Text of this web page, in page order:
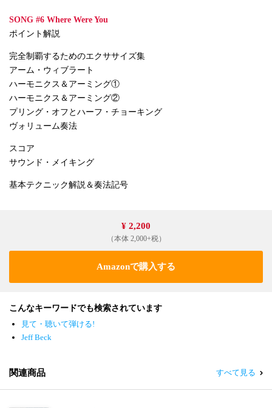
SONG #6 Where Were You
ポイント解説
完全制覇するためのエクササイズ集
アーム・ウィブラート
ハーモニクス＆アーミング①
ハーモニクス＆アーミング②
プリング・オフとハーフ・チョーキング
ヴォリューム奏法
スコア
サウンド・メイキング
基本テクニック解説＆奏法記号
¥ 2,200
（本体 2,000+税）
Amazonで購入する
こんなキーワードでも検索されています
見て・聴いて弾ける!
Jeff Beck
関連商品 すべて見る